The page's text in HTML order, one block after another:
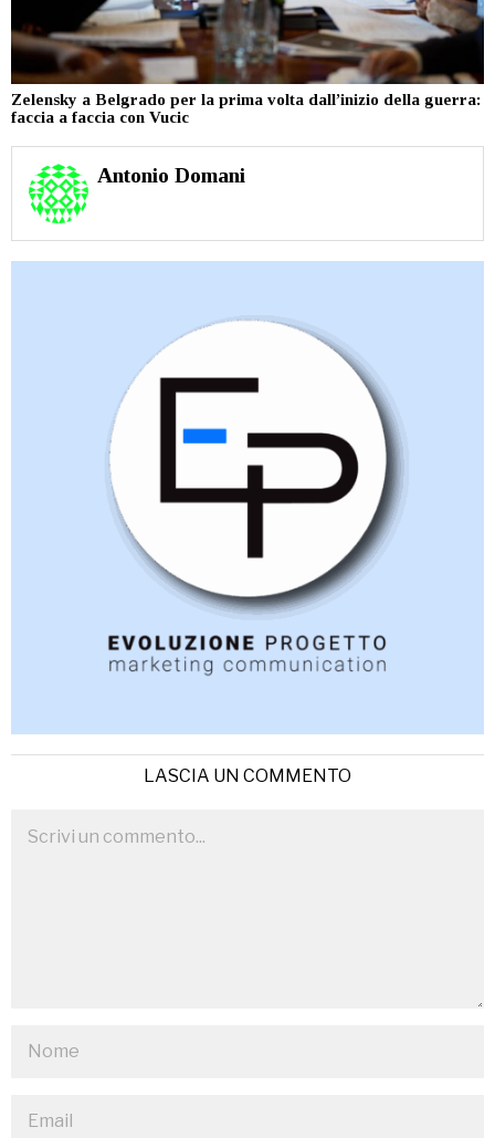
Zelensky a Belgrado per la prima volta dall’inizio della guerra:
faccia a faccia con Vucic
Antonio Domani
LASCIA UN COMMENTO